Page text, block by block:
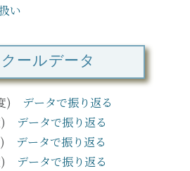
い
ールデータ
) データで振り返る
) データで振り返る
) データで振り返る
) データで振り返る